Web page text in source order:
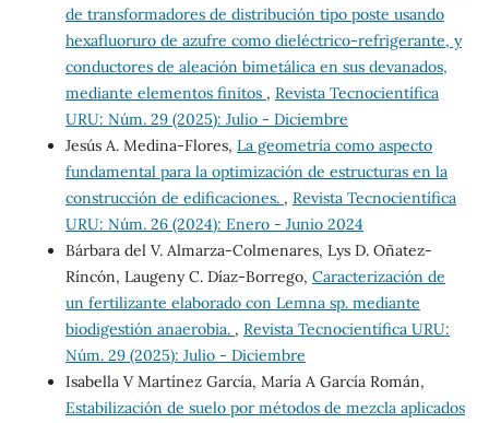
de transformadores de distribución tipo poste usando
hexafluoruro de azufre como dieléctrico-refrigerante, y
conductores de aleación bimetálica en sus devanados,
mediante elementos finitos , Revista Tecnocientífica
URU: Núm. 29 (2025): Julio - Diciembre
Jesús A. Medina-Flores, La geometría como aspecto
fundamental para la optimización de estructuras en la
construcción de edificaciones. , Revista Tecnocientífica
URU: Núm. 26 (2024): Enero - Junio 2024
Bárbara del V. Almarza-Colmenares, Lys D. Oñatez-
Ríncón, Laugeny C. Díaz-Borrego, Caracterización de
un fertilizante elaborado con Lemna sp. mediante
biodigestión anaerobia. , Revista Tecnocientífica URU:
Núm. 29 (2025): Julio - Diciembre
Isabella V Martínez García, María A García Román,
Estabilización de suelo por métodos de mezcla aplicados